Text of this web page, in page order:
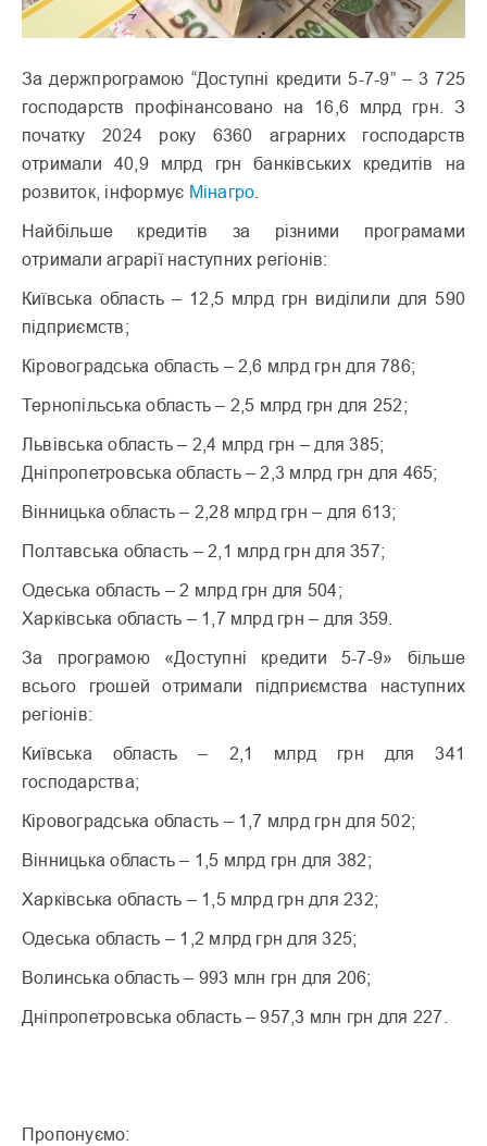
За держпрограмою “Доступні кредити 5-7-9” – 3 725
господарств профінансовано на 16,6 млрд грн. З
початку 2024 року 6360 аграрних господарств
отримали 40,9 млрд грн банківських кредитів на
розвиток, інформує Мінагро
Найбільше кредитів за різними програмами
отримали аграрії наступних регіонів:
Київська область – 12,5 млрд грн виділили для 590
підприємств;
Кіровоградська область – 2,6 млрд грн для 786;
Тернопільська область – 2,5 млрд грн для 252;
Львівська область – 2,4 млрд грн – для 385;
Дніпропетровська область – 2,3 млрд грн для 465;
Вінницька область – 2,28 млрд грн – для 613;
Полтавська область – 2,1 млрд грн для 357;
Одеська область – 2 млрд грн для 504;
Харківська область – 1,7 млрд грн – для 359.
За програмою «Доступні кредити 5-7-9» більше
всього грошей отримали підприємства наступних
регіонів:
Київська область – 2,1 млрд грн для 341
господарства;
Кіровоградська область – 1,7 млрд грн для 502;
Вінницька область – 1,5 млрд грн для 382;
Харківська область – 1,5 млрд грн для 232;
Одеська область – 1,2 млрд грн для 325;
Волинська область – 993 млн грн для 206;
Дніпропетровська область – 957,3 млн грн для 227.
Пропонуємо: